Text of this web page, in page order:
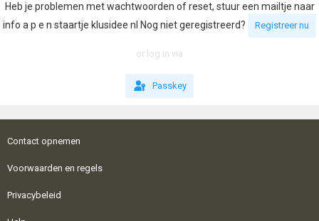
Heb je problemen met wachtwoorden of reset, stuur een mailtje naar
info a p e n staartje klusidee nl Nog niet geregistreerd?
Registreer nu
or log in via
Passkey
Contact opnemen
Voorwaarden en regels
Privacybeleid